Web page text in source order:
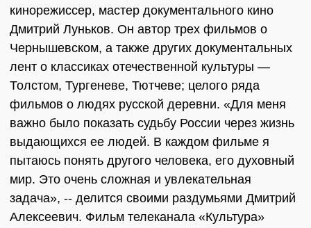
кинорежиссер, мастер документального кино
Дмитрий Луньков. Он автор трех фильмов о
Чернышевском, а также других документальных
лент о классиках отечественной культуры —
Толстом, Тургеневе, Тютчеве; целого ряда
фильмов о людях русской деревни. «Для меня
важно было показать судьбу России через жизнь
выдающихся ее людей. В каждом фильме я
пытаюсь понять другого человека, его духовный
мир. Это очень сложная и увлекательная
задача», -- делится своими раздумьями Дмитрий
Алексеевич. Фильм телеканала «Культура»